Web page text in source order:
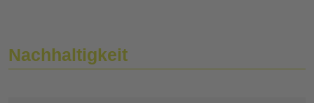
Nachhaltigkeit